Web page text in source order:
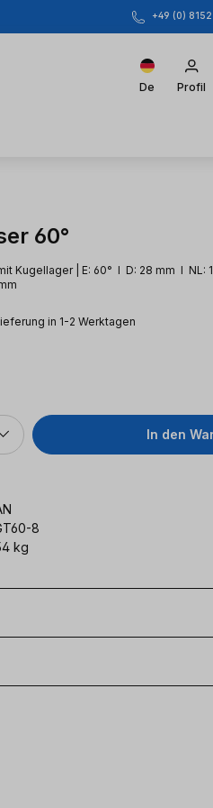
+49 (0)
De Profil
60°
Kugellager | E: 60° l D: 28 mm l NL:
in 1-2 Werktagen
In den
8
kg